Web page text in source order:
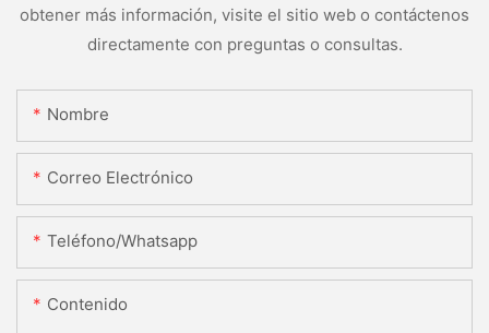
obtener más información, visite el sitio web o contáctenos
directamente con preguntas o consultas.
Nombre
Correo Electrónico
Teléfono/whatsapp
Contenido